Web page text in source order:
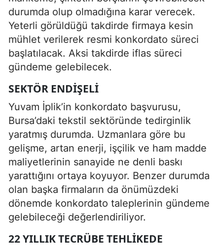
durumda olup olmadığına karar verecek.
Yeterli görüldüğü takdirde firmaya kesin
mühlet verilerek resmi konkordato süreci
başlatılacak. Aksi takdirde iflas süreci
gündeme gelebilecek.
SEKTÖR ENDIŞELI
Yuvam İplik’in konkordato başvurusu,
Bursa’daki tekstil sektöründe tedirginlik
yaratmış durumda. Uzmanlara göre bu
gelişme, artan enerji, işçilik ve ham madde
maliyetlerinin sanayide ne denli baskı
yarattığını ortaya koyuyor. Benzer durumda
olan başka firmaların da önümüzdeki
dönemde konkordato taleplerinin gündeme
gelebileceği değerlendiriliyor.
22 YILLIK TECRÜBE TEHLIKEDE